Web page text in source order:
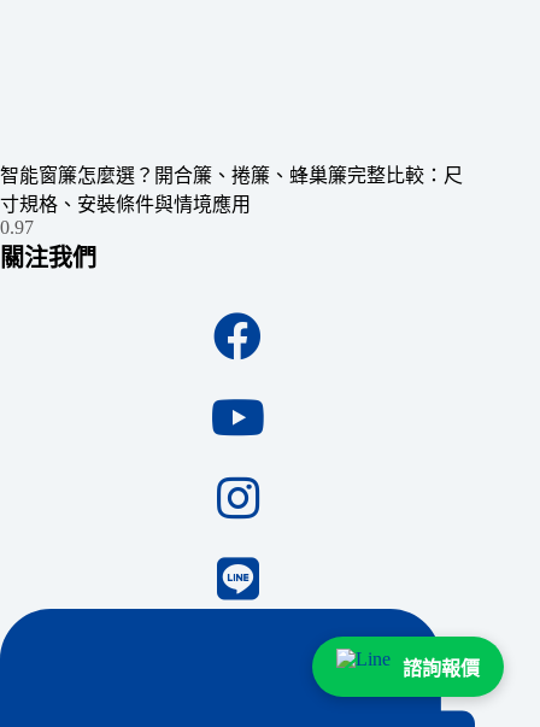
智能窗簾怎麼選？開合簾、捲簾、蜂巢簾完整比較：尺
寸規格、安裝條件與情境應用
關注我們
諮詢報價